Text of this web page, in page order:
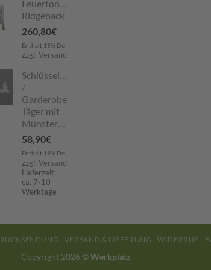
Feuertonne
Ridgeback
260,80€
Enthält 19% De
zzgl. Versand
Schlüsselboard
/
Garderobe
Jäger mit
Münsterländer
58,90€
Enthält 19% De
zzgl. Versand
Lieferzeit:
ca. 7-10
Werktage
RÜCKSENDUNG VERSAND & LIEFERUNG WIDERRUF
Copyright 2026 ©Werkplatz